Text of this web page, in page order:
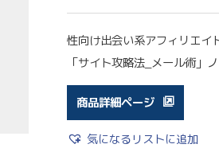
性向け出会い系アフィリエイ
「サイト攻略法_メール術」
商品詳細ページ
気になるリストに追加